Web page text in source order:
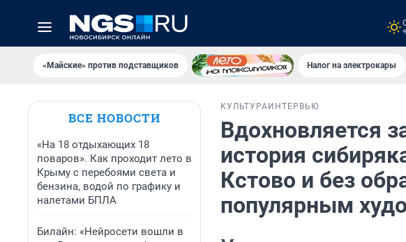
«Майские» против подставщиков Налог на электрокары
ВСЕ НОВОСТИ
«На 18 отдыхающих 18
поваров». Как проходит лето в
Крыму с перебоями света и
бензина, водой по графику и
налетами БПЛА
Билайн: «Нейросети вошли в
КУЛЬТУРА ИНТЕРВЬЮ
Вдохновляется
история
Кстово и без
популярным